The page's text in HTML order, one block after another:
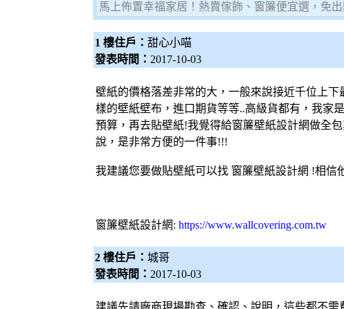
馬上佈置幸福家居！熱賣傢飾、窗簾便宜選，免
1 樓住戶： 甜心小喵
發表時間： 2017-10-03
壁紙的價格落差非常的大，一般來說接近千位上
樣的壁紙壁布，進口期貨等等..高級貨都有，我家是
預算，再去貼壁紙!我覺得給窗簾壁紙設計網做全
說，是非常方便的一件事!!!
我建議您要做貼壁紙可以找 窗簾壁紙設計網 !相信
窗簾壁紙設計網: https://www.wallcovering.com.tw
2 樓住戶： 城哥
發表時間： 2017-10-03
建議先請廠商現場勘查、確認、說明，這些都不需